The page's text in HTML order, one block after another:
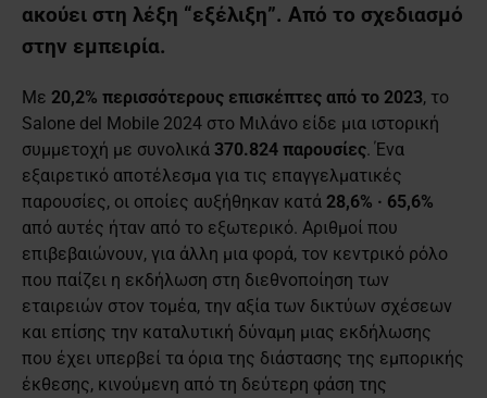
ακούει στη λέξη “εξέλιξη”. Από το σχεδιασμό
στην εμπειρία.
Με 20,2% περισσότερους επισκέπτες από το 2023, το
Salone del Mobile 2024 στο Mιλάνο είδε μια ιστορική
συμμετοχή με συνολικά 370.824 παρουσίες. Ένα
εξαιρετικό αποτέλεσμα για τις επαγγελματικές
παρουσίες, οι οποίες αυξήθηκαν κατά 28,6% · 65,6%
από αυτές ήταν από το εξωτερικό. Αριθμοί που
επιβεβαιώνουν, για άλλη μια φορά, τον κεντρικό ρόλο
που παίζει η εκδήλωση στη διεθνοποίηση των
εταιρειών στον τομέα, την αξία των δικτύων σχέσεων
και επίσης την καταλυτική δύναμη μιας εκδήλωσης
που έχει υπερβεί τα όρια της διάστασης της εμπορικής
έκθεσης, κινούμενη από τη δεύτερη φάση της